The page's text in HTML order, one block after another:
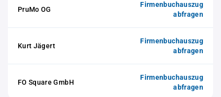
PruMo OG
Firmenbuchauszug
abfragen
Kurt Jägert
Firmenbuchauszug
abfragen
FO Square GmbH
Firmenbuchauszug
abfragen